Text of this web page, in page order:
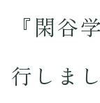
『閑谷
行しま